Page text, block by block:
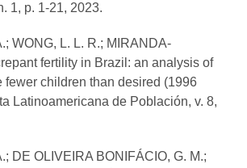
1, p. 1-21, 2023.
WONG, L. L. R.; MIRANDA-
fertility in Brazil: an analysis of
fewer children than desired (1996
Latinoamericana de Población, v. 8,
DE OLIVEIRA BONIFÁCIO, G. M.;